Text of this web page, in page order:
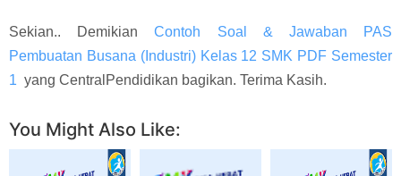
Sekian.. DemikianContoh Soal & Jawaban PAS
Pembuatan Busana (Industri) Kelas 12 SMK PDF Semester
1 yang CentralPendidikan bagikan. Terima Kasih.
You Might Also Like: